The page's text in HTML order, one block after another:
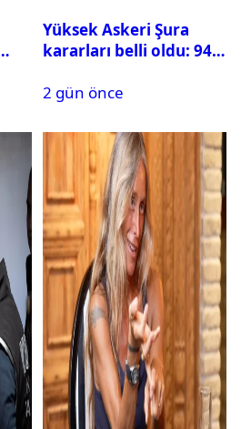
Yüksek Askeri Şura
kararları belli oldu: 94
2 gün önce